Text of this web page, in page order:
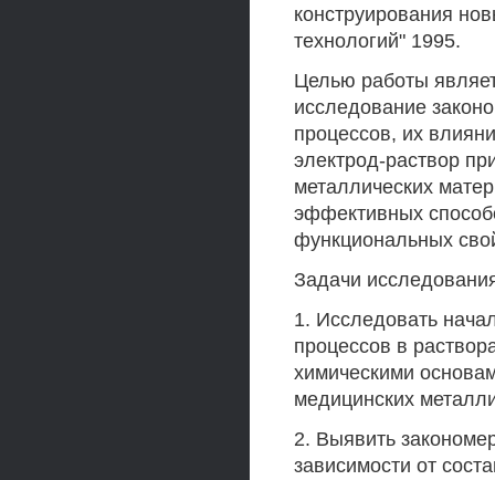
конструирования
технологий" 1995.
Целью работы
исследование
процессов, их
электрод-раствор
металлических
эффективных
функциональных
Задачи
1. Исследовать
процессов в
химическими
медицинских
2. Выявить
зависимости от